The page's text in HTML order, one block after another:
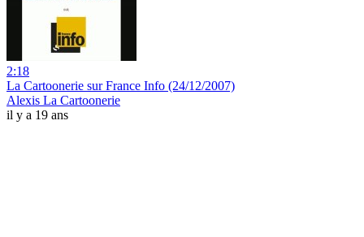
2:18
La Cartoonerie sur France Info (24/12/2007)
Alexis La Cartoonerie
il y a 19 ans